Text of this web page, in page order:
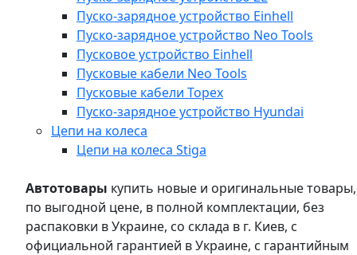
Пуско-зарядное устройство Einhell
Пуско-зарядное устройство Neo Tools
Пусковое устройство Einhell
Пусковые кабели Neo Tools
Пусковые кабели Topex
Пуско-зарядное устройство Hyundai
Цепи на колеса
Цепи на колеса Stiga
Автотовары купить новые и оригинальные товары,
по выгодной цене, в полной комплектации, без
распаковки в Украине, со склада в г. Киев, с
официальной гарантией в Украине, с гарантийным